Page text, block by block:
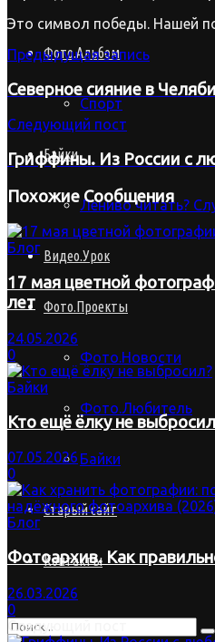
Фото.Альбом
Спорт
Байки
Лениво читать?
Видео.Урок
Фото.Проекты
Фото.Новости
Фото.Любитель
Байки
Старый сайт
Контакты
Это символ победы. Нашей
Предыдущая запись
Северное сияние в
Следующий пост
Гриффины. Из России с
ПохожиеСообщения
Блог
17 мая цветной
лет
24.05.2026
0
Байки
Кто ещё ёлку не
07.05.2026
0
Блог
Фотоархив. Как
26.03.2026
0
Следующий пост